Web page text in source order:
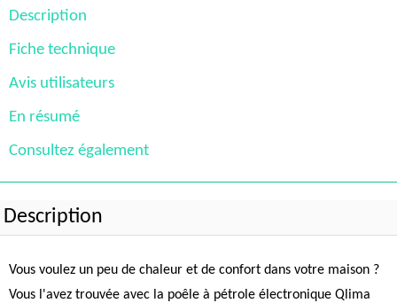
Description
Fiche technique
Avis utilisateurs
En résumé
Consultez également
Description
Vous voulez un peu de chaleur et de confort dans votre maison ?
Vous l'avez trouvée avec la poêle à pétrole électronique Qlima